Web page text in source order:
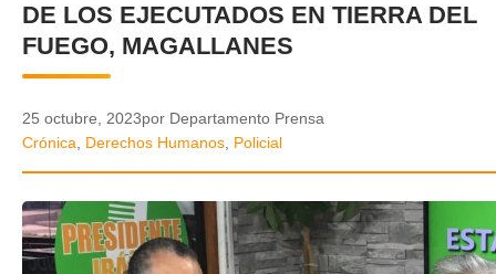
POLICIAL
POLÍTICA
AUDIOS
GALERIA DE FOTOS
DE LOS EJECUTADOS EN TIERRA DEL
FUEGO, MAGALLANES
25 octubre, 2023por Departamento Prensa
Crónica, Derechos Humanos, Policial